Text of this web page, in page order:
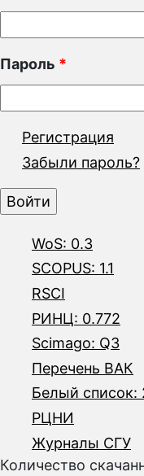
Пароль *
Регистрация
Забыли пароль?
WoS: 0.3
SCOPUS: 1.1
RSCI
РИНЦ: 0.772
Scimago: Q3
Перечень ВАК
Белый список:
РЦНИ
Журналы СГУ
Количество